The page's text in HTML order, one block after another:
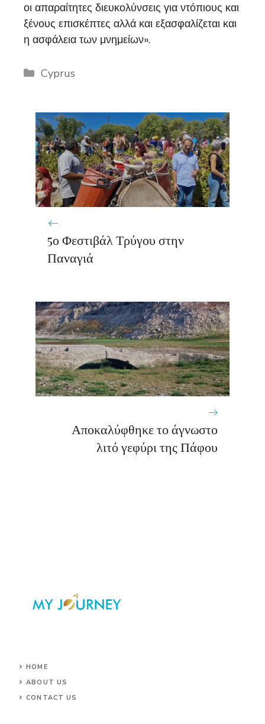
οι απαραίτητες διευκολύνσεις για ντόπιους και
ξένους επισκέπτες αλλά και εξασφαλίζεται και
η ασφάλεια των μνημείων».
Categories
Cyprus
5ο Φεστιβάλ Τρύγου στην
Παναγιά
Αποκαλύφθηκε το άγνωστο
λιτό γεφύρι της Πάφου
HOME
ABOUT US
CONTACT US